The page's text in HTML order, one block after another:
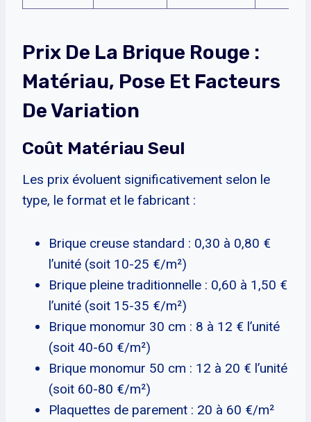
Prix De La Brique Rouge :
Matériau, Pose Et Facteurs
De Variation
Coût Matériau Seul
Les prix évoluent significativement selon le
type, le format et le fabricant :
Brique creuse standard : 0,30 à 0,80 €
l’unité (soit 10-25 €/m²)
Brique pleine traditionnelle : 0,60 à 1,50 €
l’unité (soit 15-35 €/m²)
Brique monomur 30 cm : 8 à 12 € l’unité
(soit 40-60 €/m²)
Brique monomur 50 cm : 12 à 20 € l’unité
(soit 60-80 €/m²)
Plaquettes de parement : 20 à 60 €/m²